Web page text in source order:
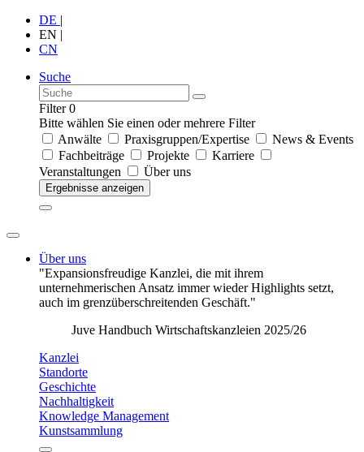
DE |
EN |
CN
Suche
Filter0
Bitte wählen Sie einen oder mehrere Filter
Anwälte
Praxisgruppen/Expertise
News & Events
Fachbeiträge
Projekte
Karriere
Veranstaltungen
Über uns
Ergebnisse anzeigen
Über uns
"Expansionsfreudige Kanzlei, die mit ihrem
unternehmerischen Ansatz immer wieder Highlights setzt,
auch im grenzüberschreitenden Geschäft."
Juve Handbuch Wirtschaftskanzleien 2025/26
Kanzlei
Standorte
Geschichte
Nachhaltigkeit
Knowledge Management
Kunstsammlung